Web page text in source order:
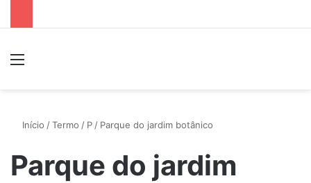
Início /Termo / P / Parque do jardim botânico
Parque do jardim